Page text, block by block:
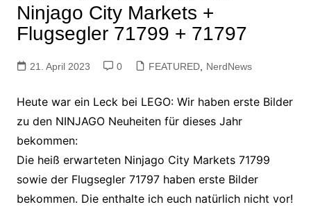
Ninjago City Markets +
Flugsegler 71799 + 71797
21. April 2023 0 FEATURED, NerdNews
Heute war ein Leck bei LEGO: Wir haben erste Bilder
zu den NINJAGO Neuheiten für dieses Jahr
bekommen:
Die heiß erwarteten Ninjago City Markets 71799
sowie der Flugsegler 71797 haben erste Bilder
bekommen. Die enthalte ich euch natürlich nicht vor!